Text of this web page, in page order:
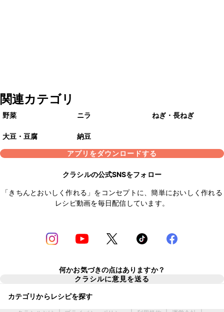
関連カテゴリ
野菜 ニラ ねぎ・長ねぎ
大豆・豆腐
納豆
アプリをダウンロードする
クラシルの公式SNSをフォロー
「きちんとおいしく作れる」をコンセプトに、簡単においしく作れる
レシピ動画を毎日配信しています。
何かお気づきの点はありますか？
クラシルに意見を送る
カテゴリからレシピを探す